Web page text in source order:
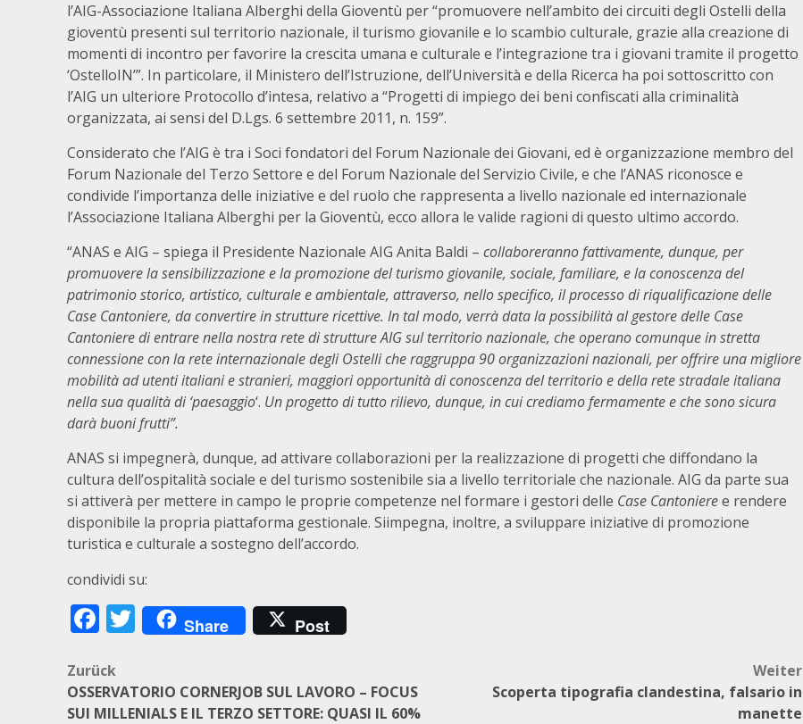
l’AIG-Associazione Italiana Alberghi della Gioventù per “promuovere nell’ambito dei circuiti degli Ostelli della
gioventù presenti sul territorio nazionale, il turismo giovanile e lo scambio culturale, grazie alla creazione di
momenti di incontro per favorire la crescita umana e culturale e l’integrazione tra i giovani tramite il progetto
‘OstelloIN’”. In particolare, il Ministero dell’Istruzione, dell’Università e della Ricerca ha poi sottoscritto con
l’AIG un ulteriore Protocollo d’intesa, relativo a “Progetti di impiego dei beni confiscati alla criminalità
organizzata, ai sensi del D.Lgs. 6 settembre 2011, n. 159”.
Considerato che l’AIG è tra i Soci fondatori del Forum Nazionale dei Giovani, ed è organizzazione membro del
Forum Nazionale del Terzo Settore e del Forum Nazionale del Servizio Civile, e che l’ANAS riconosce e
condivide l’importanza delle iniziative e del ruolo che rappresenta a livello nazionale ed internazionale
l’Associazione Italiana Alberghi per la Gioventù, ecco allora le valide ragioni di questo ultimo accordo.
“ANAS e AIG – spiega il Presidente Nazionale AIG Anita Baldi – collaboreranno fattivamente, dunque, per
promuovere la sensibilizzazione e la promozione del turismo giovanile, sociale, familiare, e la conoscenza del
patrimonio storico, artistico, culturale e ambientale, attraverso, nello specifico, il processo di riqualificazione delle
Case Cantoniere, da convertire in strutture ricettive. In tal modo, verrà data la possibilità al gestore delle Case
Cantoniere di entrare nella nostra rete di strutture AIG sul territorio nazionale, che operano comunque in stretta
connessione con la rete internazionale degli Ostelli che raggruppa 90 organizzazioni nazionali, per offrire una migliore
mobilità ad utenti italiani e stranieri, maggiori opportunità di conoscenza del territorio e della rete stradale italiana
nella sua qualità di ‘paesaggio‘. Un progetto di tutto rilievo, dunque, in cui crediamo fermamente e che sono sicura
darà buoni frutti”.
ANAS si impegnerà, dunque, ad attivare collaborazioni per la realizzazione di progetti che diffondano la
cultura dell’ospitalità sociale e del turismo sostenibile sia a livello territoriale che nazionale. AIG da parte sua
si attiverà per mettere in campo le proprie competenze nel formare i gestori delle Case Cantonieree rendere
disponibile la propria piattaforma gestionale. Siimpegna, inoltre, a sviluppare iniziative di promozione
turistica e culturale a sostegno dell’accordo.
condividi su:
Facebook
Twitter
Share Post
Beitragsnavigation
Zurück
OSSERVATORIO CORNERJOB SUL LAVORO – FOCUS
SUI MILLENIALS E IL TERZO SETTORE: QUASI IL 60%
Weiter
Scoperta tipografia clandestina, falsario in
manette